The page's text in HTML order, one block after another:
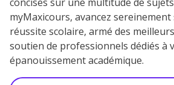
myMaxicours, avancez
réussite scolaire, armé des
soutien de professionnels dédiés à
épanouissement académique.